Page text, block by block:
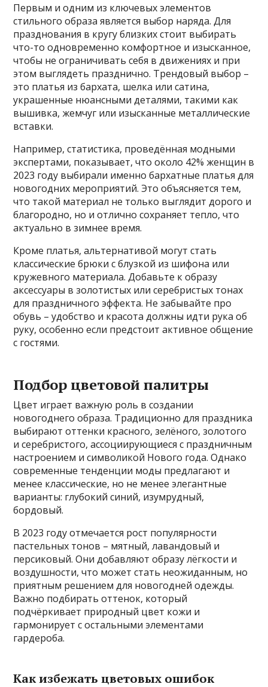
Первым и одним из ключевых элементов
стильного образа является выбор наряда. Для
празднования в кругу близких стоит выбирать
что-то одновременно комфортное и изысканное,
чтобы не ограничивать себя в движениях и при
этом выглядеть празднично. Трендовый выбор –
это платья из бархата, шелка или сатина,
украшенные нюансными деталями, такими как
вышивка, жемчуг или изысканные металлические
вставки.
Например, статистика, проведённая модными
экспертами, показывает, что около 42% женщин в
2023 году выбирали именно бархатные платья для
новогодних мероприятий. Это объясняется тем,
что такой материал не только выглядит дорого и
благородно, но и отлично сохраняет тепло, что
актуально в зимнее время.
Кроме платья, альтернативой могут стать
классические брюки с блузкой из шифона или
кружевного материала. Добавьте к образу
аксессуары в золотистых или серебристых тонах
для праздничного эффекта. Не забывайте про
обувь – удобство и красота должны идти рука об
руку, особенно если предстоит активное общение
с гостями.
Подбор цветовой палитры
Цвет играет важную роль в создании
новогоднего образа. Традиционно для праздника
выбирают оттенки красного, зелёного, золотого
и серебристого, ассоциирующиеся с праздничным
настроением и символикой Нового года. Однако
современные тенденции моды предлагают и
менее классические, но не менее элегантные
варианты: глубокий синий, изумрудный,
бордовый.
В 2023 году отмечается рост популярности
пастельных тонов – мятный, лавандовый и
персиковый. Они добавляют образу лёгкости и
воздушности, что может стать неожиданным, но
приятным решением для новогодней одежды.
Важно подбирать оттенок, который
подчёркивает природный цвет кожи и
гармонирует с остальными элементами
гардероба.
Как избежать цветовых ошибок